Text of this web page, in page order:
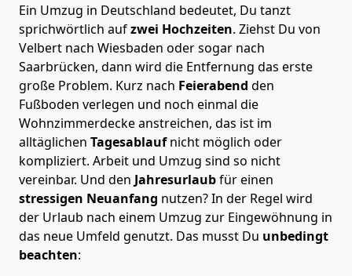
Ein Umzug in Deutschland bedeutet, Du tanzt
sprichwörtlich aufzwei Hochzeiten. Ziehst Du von
Velbert nach Wiesbaden oder sogar nach
Saarbrücken, dann wird die Entfernung das erste
große Problem. Kurz nach Feierabend den
Fußboden verlegen und noch einmal die
Wohnzimmerdecke anstreichen, das ist im
alltäglichen Tagesablaufnicht möglich oder
kompliziert. Arbeit und Umzug sind so nicht
vereinbar. Und den Jahresurlaubfür einen
stressigen Neuanfang nutzen? In der Regel wird
der Urlaub nach einem Umzug zur Eingewöhnung in
das neue Umfeld genutzt. Das musst Du unbedingt
beachten: